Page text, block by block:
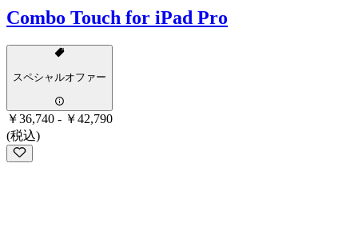
Combo Touch for iPad Pro
スペシャルオファー
￥36,740 - ￥42,790
(税込)